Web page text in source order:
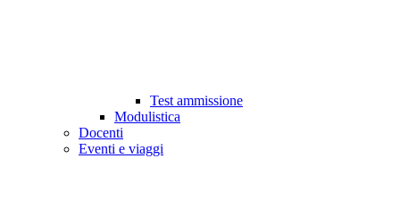
Test ammissione
Modulistica
Docenti
Eventi e viaggi